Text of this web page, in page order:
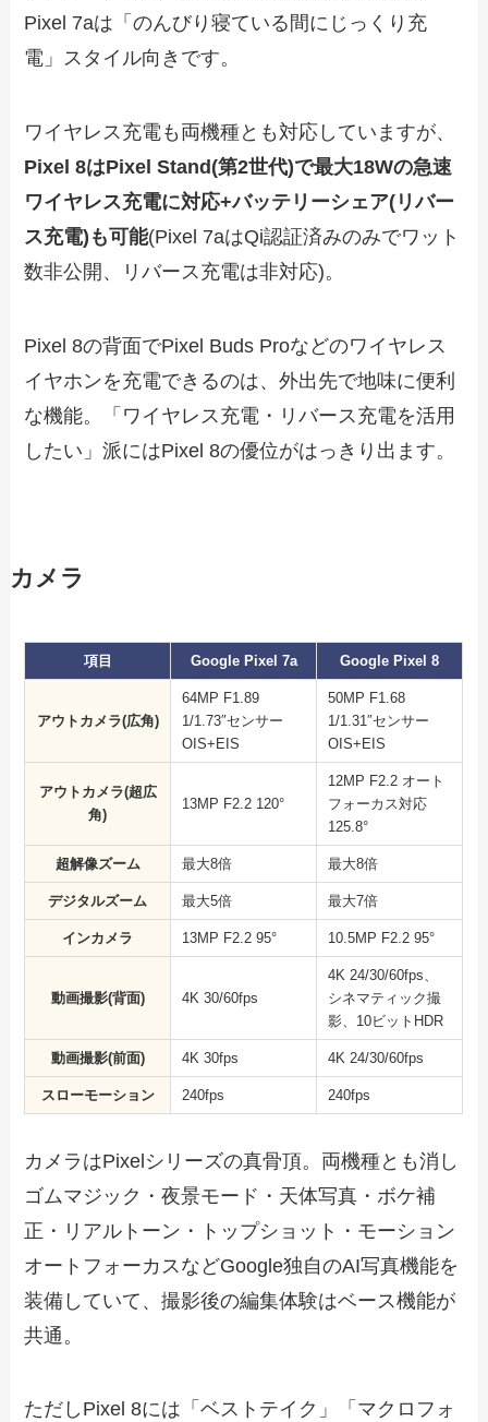
Pixel 7aは「のんびり寝ている間にじっくり充
電」スタイル向きです。
ワイヤレス充電も両機種とも対応していますが、
Pixel 8はPixel Stand(第2世代)で最大18Wの急速
ワイヤレス充電に対応+バッテリーシェア(リバー
ス充電)も可能(Pixel 7aはQi認証済みのみでワット
数非公開、リバース充電は非対応)。
Pixel 8の背面でPixel Buds Proなどのワイヤレス
イヤホンを充電できるのは、外出先で地味に便利
な機能。「ワイヤレス充電・リバース充電を活用
したい」派にはPixel 8の優位がはっきり出ます。
カメラ
項目 Google Pixel 7a Google Pixel 8
アウトカメラ(広角)
64MP F1.89
1/1.73″センサー
OIS+EIS
50MP F1.68
1/1.31″センサー
OIS+EIS
アウトカメラ(超広
角)
13MP F2.2 120°
12MP F2.2 オート
フォーカス対応
125.8°
超解像ズーム 最大8倍 最大8倍
デジタルズーム 最大5倍 最大7倍
インカメラ 13MP F2.2 95° 10.5MP F2.2 95°
動画撮影(背面) 4K 30/60fps
4K 24/30/60fps、
シネマティック撮
影、10ビットHDR
動画撮影(前面) 4K 30fps 4K 24/30/60fps
スローモーション 240fps 240fps
カメラはPixelシリーズの真骨頂。両機種とも消し
ゴムマジック・夜景モード・天体写真・ボケ補
正・リアルトーン・トップショット・モーション
オートフォーカスなどGoogle独自のAI写真機能を
装備していて、撮影後の編集体験はベース機能が
共通。
ただしPixel 8には「ベストテイク」「マクロフォ